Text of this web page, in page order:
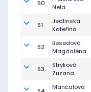
50.
Nela
51.
Jedlinská
Kateřina
52.
Besedová
Magdaléna
53.
Stryková
Zuzana
Mančalová